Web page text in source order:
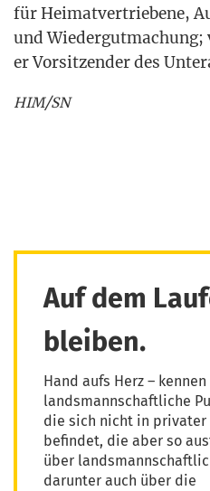
für Hei­mat­ver­trie­be­ne,
und Wie­der­gut­ma­chung;
er Vor­sit­zen­der des
HIM/SN
Auf dem
bleiben.
Hand aufs Herz –
landsmannschaftliche
die sich nicht in privater
befindet, die aber so
über
darunter auch über die